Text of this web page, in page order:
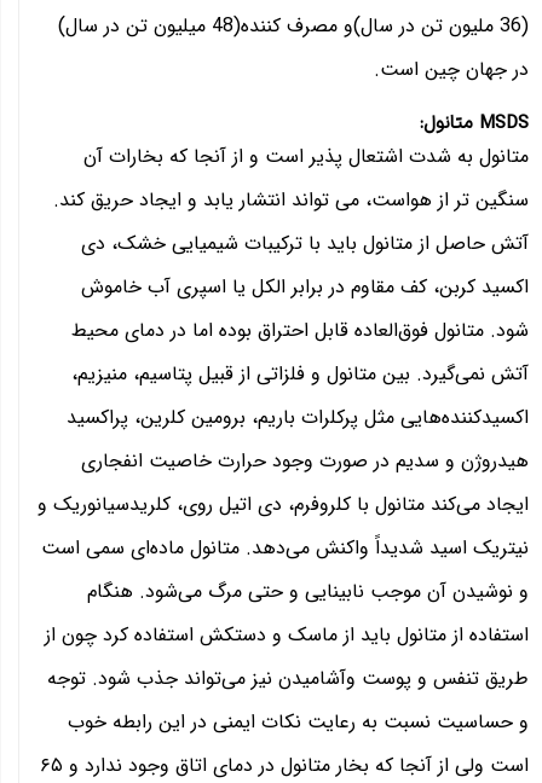
(36 ملیون تن در سال)و مصرف کننده(48 میلیون تن در سال)
در جهان چین است.
MSDS متانول:
متانول به شدت اشتعال پذیر است و از آنجا که بخارات آن
سنگین تر از هواست، می تواند انتشار یابد و ایجاد حریق کند.
آتش حاصل از متانول باید با ترکیبات شیمیایی خشک، دی
اکسید کربن، کف مقاوم در برابر الکل یا اسپری آب خاموش
شود. متانول فوق‌العاده قابل احتراق بوده اما در دمای محیط
آتش نمی‌گیرد. بین متانول و فلزاتی از قبیل پتاسیم، منیزیم،
اکسیدکننده‌هایی مثل پرکلرات باریم، برومین کلرین، پراکسید
هیدروژن و سدیم در صورت وجود حرارت خاصیت انفجاری
ایجاد می‌کند متانول با کلروفرم، دی اتیل روی، کلریدسیانوریک و
نیتریک اسید شدیداً واکنش می‌دهد. متانول ماده‌ای سمی است
و نوشیدن آن موجب نابینایی و حتی مرگ می‌شود. هنگام
استفاده از متانول باید از ماسک و دستکش استفاده کرد چون از
طریق تنفس و پوست وآشامیدن نیز می‌تواند جذب شود. توجه
و حساسیت نسبت به رعایت نکات ایمنی در این رابطه خوب
است ولی از آنجا که بخار متانول در دمای اتاق وجود ندارد و ۶۵